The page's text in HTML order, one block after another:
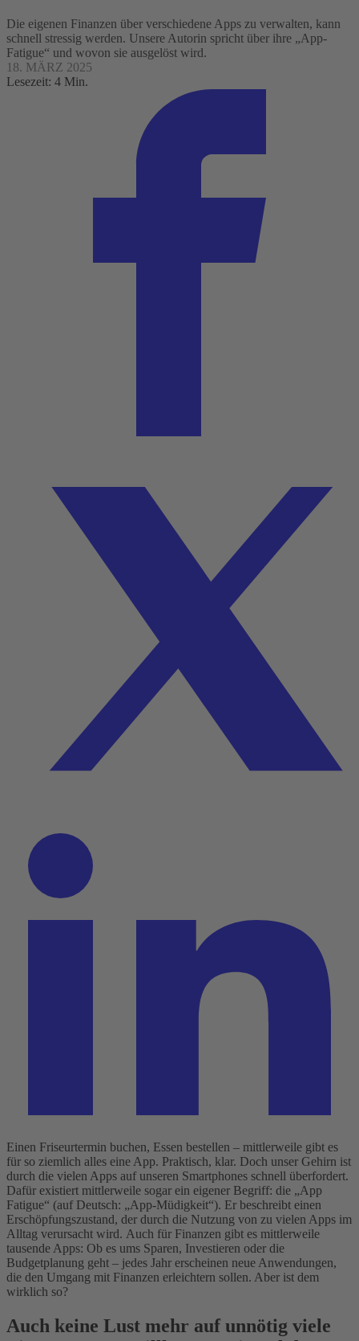
Die eigenen Finanzen über verschiedene Apps zu verwalten, kann
schnell stressig werden. Unsere Autorin spricht über ihre „App-
Fatigue“ und wovon sie ausgelöst wird.
18. MÄRZ 2025
Lesezeit: 4 Min.
Einen Friseurtermin buchen, Essen bestellen – mittlerweile gibt es
für so ziemlich alles eine App. Praktisch, klar. Doch unser Gehirn ist
durch die vielen Apps auf unseren Smartphones schnell überfordert.
Dafür existiert mittlerweile sogar ein eigener Begriff: die „App
Fatigue“ (auf Deutsch: „App-Müdigkeit“). Er beschreibt einen
Erschöpfungszustand, der durch die Nutzung von zu vielen Apps im
Alltag verursacht wird. Auch für Finanzen gibt es mittlerweile
tausende Apps: Ob es ums Sparen, Investieren oder die
Budgetplanung geht – jedes Jahr erscheinen neue Anwendungen,
die den Umgang mit Finanzen erleichtern sollen. Aber ist dem
wirklich so?
Auch keine Lust mehr auf unnötig viele